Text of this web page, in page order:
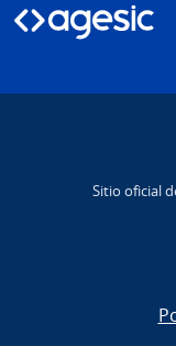
Sitio oficial